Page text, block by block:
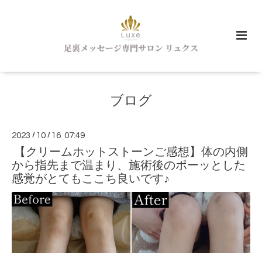
ブログ
2023 / 10 / 16 07:49
【クリームホットストーンご感想】体の内側
から指先まで温まり、施術後のポーッとした
感覚がとてもここち良いです♪